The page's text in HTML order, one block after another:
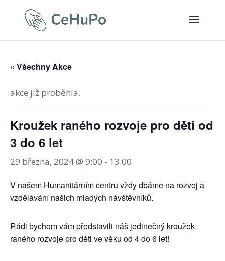
« Všechny Akce
akce již proběhla.
Kroužek raného rozvoje pro děti od
3 do 6 let
29 března, 2024 @ 9:00 - 13:00
V našem Humanitárním centru vždy dbáme na rozvoj a
vzdělávání našich mladých návštěvníků.
Rádi bychom vám představili náš jedinečný kroužek
raného rozvoje pro děti ve věku od 4 do 6 let!